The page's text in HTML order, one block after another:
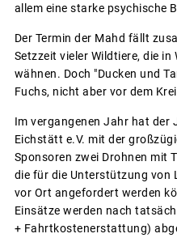
allem eine starke psychische
Der Termin der Mahd fällt
Setzzeit vieler Wildtiere, die
wähnen. Doch "Ducken und
Fuchs, nicht aber vor dem
Im vergangenen Jahr hat der
Eichstätt e.V. mit der
Sponsoren zwei Drohnen mit
die für die Unterstützung von
vor Ort angefordert werden
Einsätze werden nach
+ Fahrtkostenerstattung)